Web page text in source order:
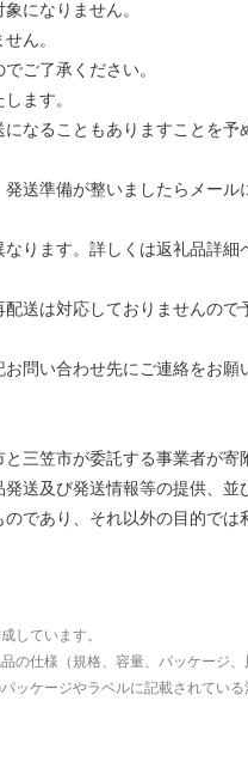
になりません。
ん。
ご了承ください。
ます。
なることもありますことを予
送準備が整いましたらメール
ります。詳しくは返礼品詳細
送は対応しておりませんので
い合わせ先にご連絡をお願
三笠市が委託する事業者が寄
送及び発送情報等の提供、並
であり、それ以外の目的では
しています。
の仕様（規格、容量、パッケージ
ッケージやラベルに記載されてい